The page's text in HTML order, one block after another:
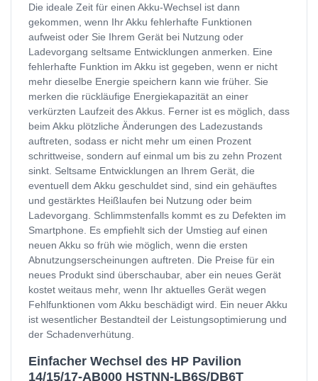
Die ideale Zeit für einen Akku-Wechsel ist dann
gekommen, wenn Ihr Akku fehlerhafte Funktionen
aufweist oder Sie Ihrem Gerät bei Nutzung oder
Ladevorgang seltsame Entwicklungen anmerken. Eine
fehlerhafte Funktion im Akku ist gegeben, wenn er nicht
mehr dieselbe Energie speichern kann wie früher. Sie
merken die rückläufige Energiekapazität an einer
verkürzten Laufzeit des Akkus. Ferner ist es möglich, dass
beim Akku plötzliche Änderungen des Ladezustands
auftreten, sodass er nicht mehr um einen Prozent
schrittweise, sondern auf einmal um bis zu zehn Prozent
sinkt. Seltsame Entwicklungen an Ihrem Gerät, die
eventuell dem Akku geschuldet sind, sind ein gehäuftes
und gestärktes Heißlaufen bei Nutzung oder beim
Ladevorgang. Schlimmstenfalls kommt es zu Defekten im
Smartphone. Es empfiehlt sich der Umstieg auf einen
neuen Akku so früh wie möglich, wenn die ersten
Abnutzungserscheinungen auftreten. Die Preise für ein
neues Produkt sind überschaubar, aber ein neues Gerät
kostet weitaus mehr, wenn Ihr aktuelles Gerät wegen
Fehlfunktionen vom Akku beschädigt wird. Ein neuer Akku
ist wesentlicher Bestandteil der Leistungsoptimierung und
der Schadenverhütung.
Einfacher Wechsel des HP Pavilion
14/15/17-AB000 HSTNN-LB6S/DB6T